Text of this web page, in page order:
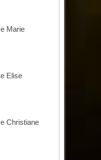
Marie
Elise
Christiane